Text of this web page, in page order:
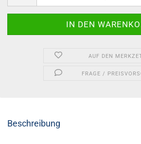
AUF DEN
FRAGE /
Beschreibung